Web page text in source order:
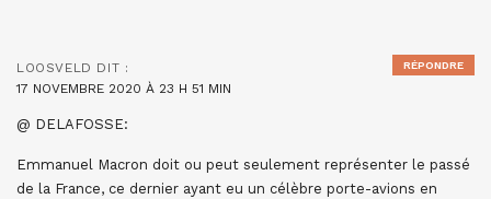
LOOSVELD DIT :
17 NOVEMBRE 2020 À 23 H 51 MIN
@ DELAFOSSE:
Emmanuel Macron doit ou peut seulement représenter le passé
de la France, ce dernier ayant eu un célèbre porte-avions en
RÉPONDRE